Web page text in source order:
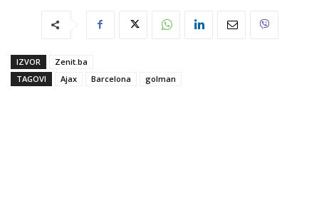
IZVOR
Zenit.ba
TAGOVI
Ajax Barcelona golman